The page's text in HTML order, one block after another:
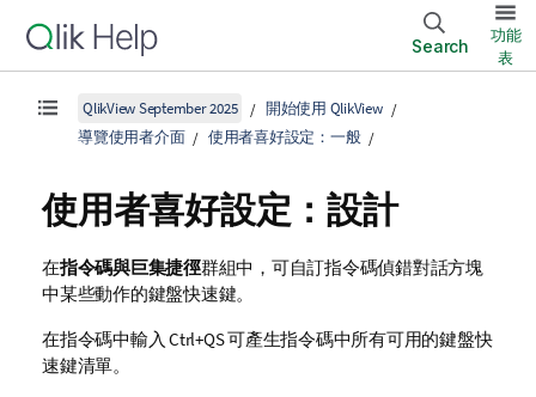
Search
功能
表
QlikView September 2025
開始使用 QlikView
導覽使用者介面
使用者喜好設定：一般
使用者喜好設定：設計
在指令碼與巨集捷徑群組中，可自訂指令碼偵錯對話方塊
中某些動作的鍵盤快速鍵。
在指令碼中輸入 Ctrl+QS 可產生指令碼中所有可用的鍵盤快
速鍵清單。